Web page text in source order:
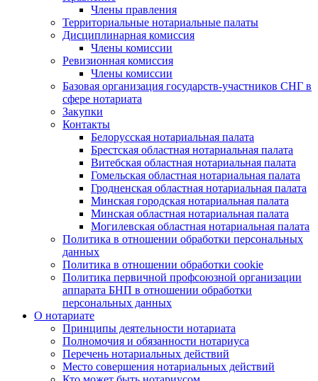
Члены правления
Территориальные нотариальные палаты
Дисциплинарная комиссия
Члены комиссии
Ревизионная комиссия
Члены комиссии
Базовая организация государств-участников СНГ в
сфере нотариата
Закупки
Контакты
Белорусская нотариальная палата
Брестская областная нотариальная палата
Витебская областная нотариальная палата
Гомельская областная нотариальная палата
Гродненская областная нотариальная палата
Минская городская нотариальная палата
Минская областная нотариальная палата
Могилевская областная нотариальная палата
Политика в отношении обработки персональных
данных
Политика в отношении обработки cookie
Политика первичной профсоюзной организации
аппарата БНП в отношении обработки
персональных данных
О нотариате
Принципы деятельности нотариата
Полномочия и обязанности нотариуса
Перечень нотариальных действий
Место совершения нотариальных действий